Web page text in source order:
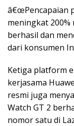
â€œPencapaian
meningkat
berhasil dan
dari konsumen
Ketiga platform
kerjasama
resmi juga
Watch GT 2
nomor satu di